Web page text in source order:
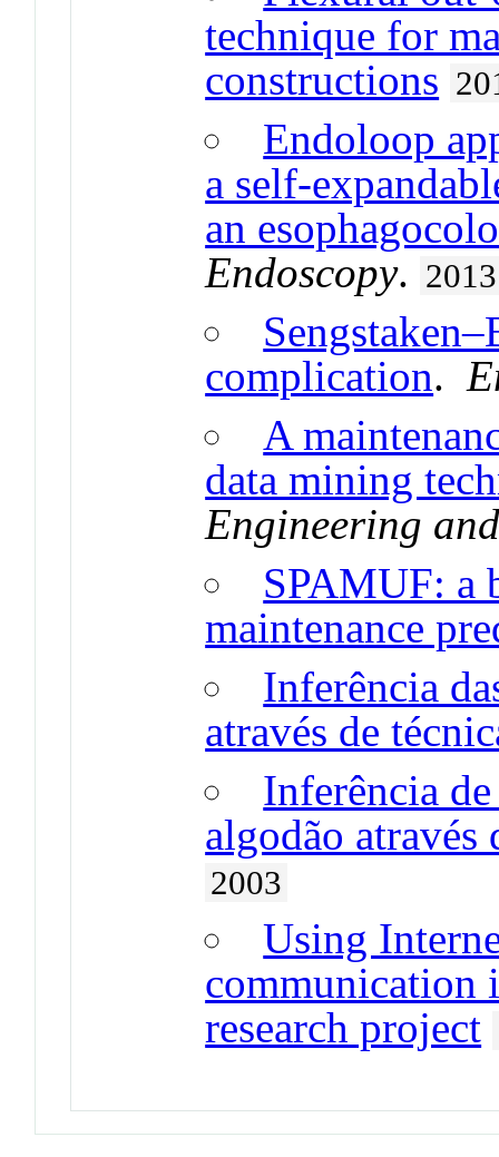
technique for
constructions
Endoloop
a self-
an
Endoscopy. 2013
complication.
A
data mining
Engineering
SPAMUF: a
maintenance
Inferência
através de
Inferência
algodão
2003
Using
communication
research project